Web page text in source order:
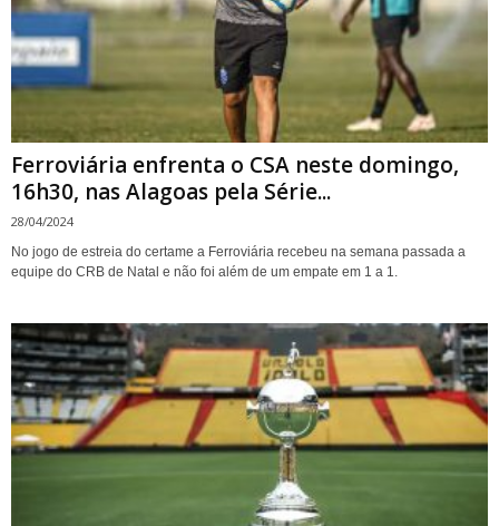
Ferroviária enfrenta o CSA neste domingo,
16h30, nas Alagoas pela Série...
28/04/2024
No jogo de estreia do certame a Ferroviária recebeu na semana passada a
equipe do CRB de Natal e não foi além de um empate em 1 a 1.